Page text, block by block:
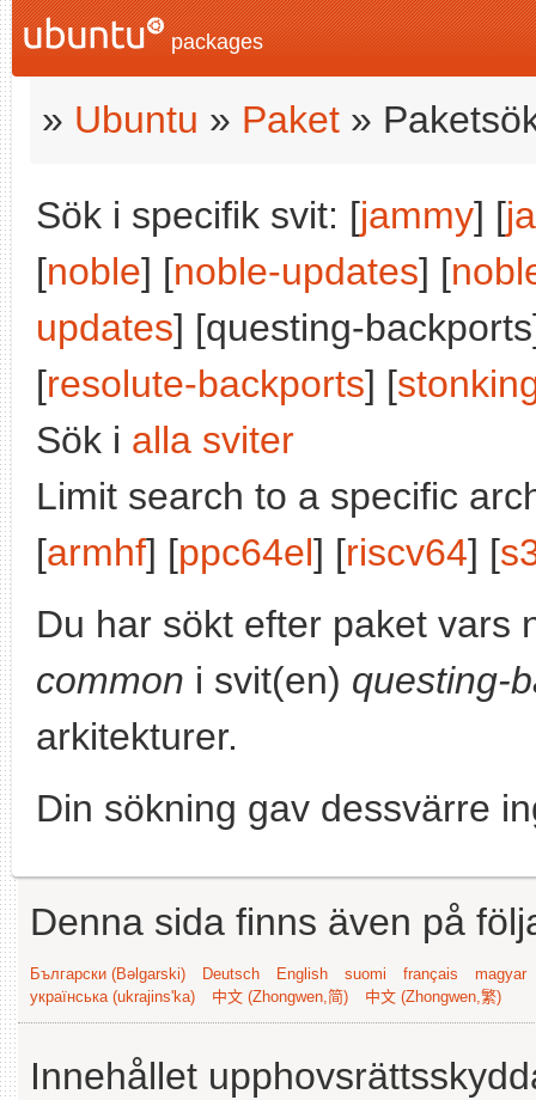
packages
» Ubuntu » Paket »
Sök i specifik svit: [jammy] [
[noble] [noble-updates] [
updates] [questing-
[resolute-backports] [
Sök i alla sviter
Limit search to a specific
[armhf] [ppc64el] [riscv64] [
Du har sökt efter paket vars
common i svit(en) questing-
arkitekturer.
Din sökning gav dessvärre
Denna sida finns även på
Български (Bəlgarski) Deutsch English suomi français
magyar
українська (ukrajins'ka)
中文 (Zhongwen,简) 中文 (Zhongwen,繁)
Innehållet